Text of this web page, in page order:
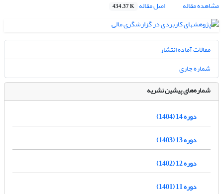
مشاهده مقاله
اصل مقاله 434.37 K
مقالات آماده انتشار
شماره جاری
شماره‌های پیشین نشریه
دوره 14 (1404)
دوره 13 (1403)
دوره 12 (1402)
دوره 11 (1401)